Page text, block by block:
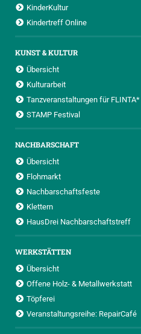
KinderKultur
Kindertreff Online
KUNST & KULTUR
Übersicht
Kulturarbeit
Tanzveranstaltungen für FLINTA*
STAMP Festival
NACHBARSCHAFT
Übersicht
Flohmarkt
Nachbarschaftsfeste
Klettern
HausDrei Nachbarschaftstreff
WERKSTÄTTEN
Übersicht
Offene Holz- & Metallwerkstatt
Töpferei
Veranstaltungsreihe: RepairCafé